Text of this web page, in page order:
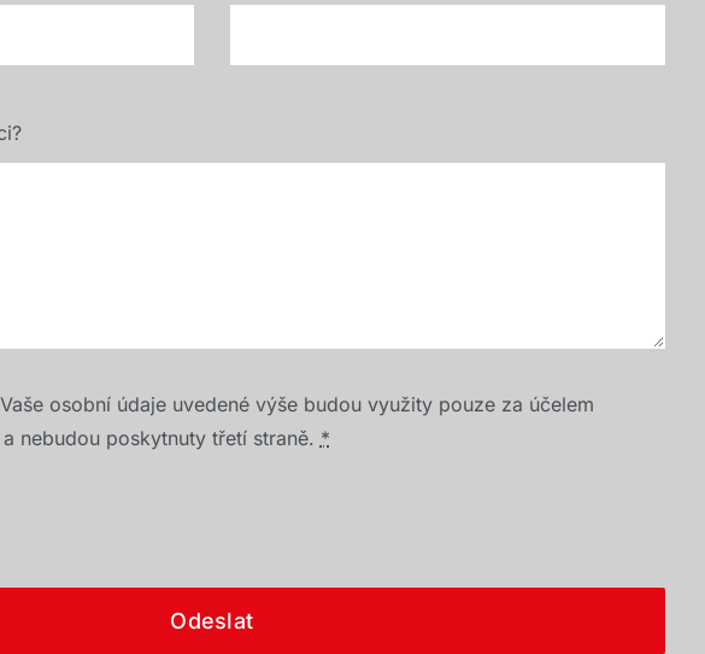
osobní údaje uvedené výše budou využity pouze za účelem
nebudou poskytnuty třetí straně. *
Odeslat